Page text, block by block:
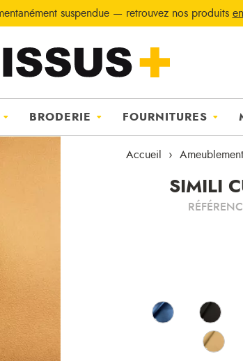
suspendue — retrouvez nos produits
BRODERIE FOURNITURES
Accueil Ameublement
SIMILI